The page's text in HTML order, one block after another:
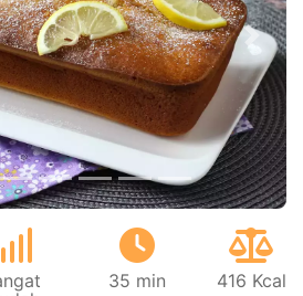
35 min 416 Kcal